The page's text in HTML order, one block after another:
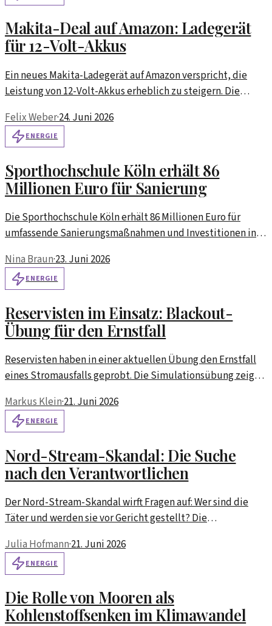
Makita-Deal auf Amazon: Ladegerät
für 12-Volt-Akkus
Ein neues Makita-Ladegerät auf Amazon verspricht, die
Leistung von 12-Volt-Akkus erheblich zu steigern. Die
analysiert.
Felix Weber·24. Juni 2026
ENERGIE
Sporthochschule Köln erhält 86
Millionen Euro für Sanierung
Die Sporthochschule Köln erhält 86 Millionen Euro für
umfassende Sanierungsmaßnahmen und Investitionen in
Energieeffizienz und der nachhaltige Betrieb.
Nina Braun·23. Juni 2026
ENERGIE
Reservisten im Einsatz: Blackout-
Übung für den Ernstfall
Reservisten haben in einer aktuellen Übung den Ernstfall
eines Stromausfalls geprobt. Die Simulationsübung zeigt,
Katastrophenfall schnell reagieren zu können.
Markus Klein·21. Juni 2026
ENERGIE
Nord-Stream-Skandal: Die Suche
nach den Verantwortlichen
Der Nord-Stream-Skandal wirft Fragen auf: Wer sind die
Täter und werden sie vor Gericht gestellt? Die
Julia Hofmann·21. Juni 2026
ENERGIE
Die Rolle von Mooren als
Kohlenstoffsenken im Klimawandel